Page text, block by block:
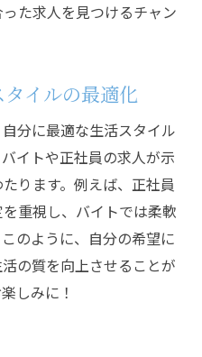
た求人を見つけるチャン
イルの最適化
分に最適な生活スタイル
イトや正社員の求人が示
ります。例えば、正社員
重視し、バイトでは柔軟
のように、自分の希望に
の質を向上させることが
しみに！